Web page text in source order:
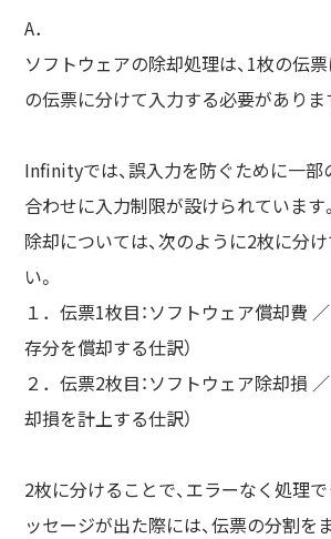
A．
ソフトウェアの除却処理は、1枚の伝
の伝票に分けて入力する必要がありま
Infinityでは、誤入力を防ぐために一部
合わせに入力制限が設けられています
除却については、次のように2枚に分
い。
１．伝票1枚目：ソフトウェア償却費
存分を償却する仕訳）
２．伝票2枚目：ソフトウェア除却損
却損を計上する仕訳）
2枚に分けることで、エラーなく処理
ッセージが出た際には、伝票の分割を